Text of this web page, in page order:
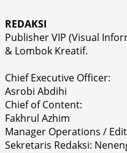
REDAKSI
Publisher VIP (Visual
& Lombok Kreatif.
Chief Executive Officer:
Asrobi Abdihi
Chief of Content:
Fakhrul Azhim
Manager Operations /
Sekretaris Redaksi: